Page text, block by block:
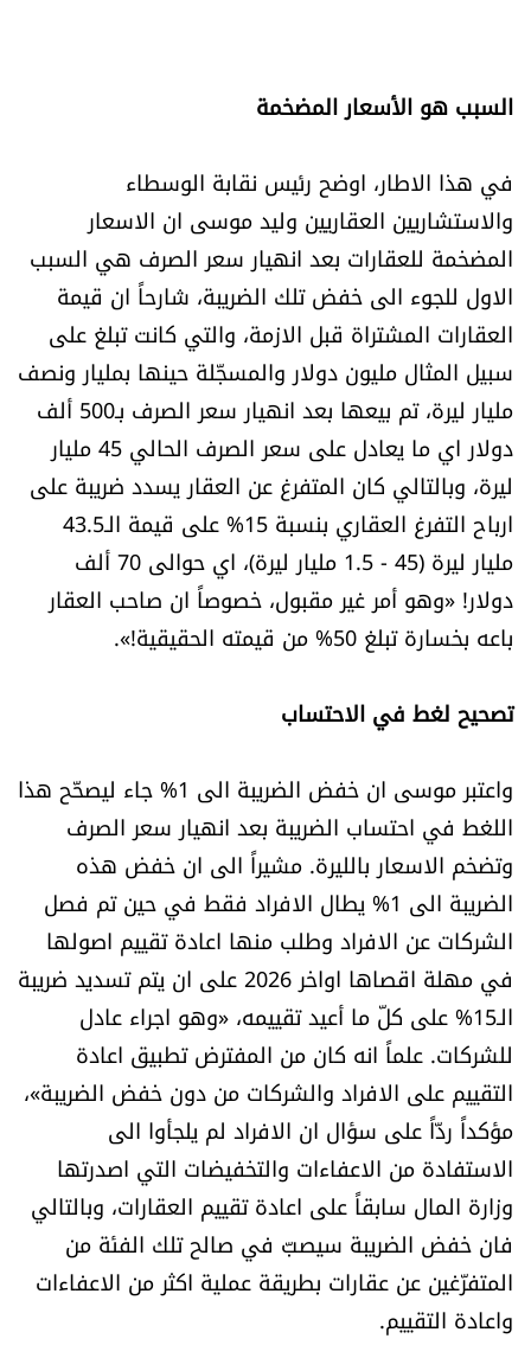
السبب هو الأسعار المضخمة
في هذا الاطار، اوضح رئيس نقابة الوسطاء
والاستشاريين العقاريين وليد موسى ان الاسعار
المضخمة للعقارات بعد انهيار سعر الصرف هي السبب
الاول للجوء الى خفض تلك الضريبة، شارحاً ان قيمة
العقارات المشتراة قبل الازمة، والتي كانت تبلغ على
سبيل المثال مليون دولار والمسجّلة حينها بمليار ونصف
مليار ليرة، تم بيعها بعد انهيار سعر الصرف بـ500 ألف
دولار اي ما يعادل على سعر الصرف الحالي 45 مليار
ليرة، وبالتالي كان المتفرغ عن العقار يسدد ضريبة على
ارباح التفرغ العقاري بنسبة 15% على قيمة الـ43.5
مليار ليرة (45 - 1.5 مليار ليرة)، اي حوالى 70 ألف
دولار! «وهو أمر غير مقبول، خصوصاً ان صاحب العقار
باعه بخسارة تبلغ 50% من قيمته الحقيقية!».
تصحيح لغط في الاحتساب
واعتبر موسى ان خفض الضريبة الى 1% جاء ليصحّح هذا
اللغط في احتساب الضريبة بعد انهيار سعر الصرف
وتضخم الاسعار بالليرة. مشيراً الى ان خفض هذه
الضريبة الى 1% يطال الافراد فقط في حين تم فصل
الشركات عن الافراد وطلب منها اعادة تقييم اصولها
في مهلة اقصاها اواخر 2026 على ان يتم تسديد ضريبة
الـ15% على كلّ ما أعيد تقييمه، «وهو اجراء عادل
للشركات. علماً انه كان من المفترض تطبيق اعادة
التقييم على الافراد والشركات من دون خفض الضريبة»،
مؤكداً ردّاً على سؤال ان الافراد لم يلجأوا الى
الاستفادة من الاعفاءات والتخفيضات التي اصدرتها
وزارة المال سابقاً على اعادة تقييم العقارات، وبالتالي
فان خفض الضريبة سيصبّ في صالح تلك الفئة من
المتفرّغين عن عقارات بطريقة عملية اكثر من الاعفاءات
واعادة التقييم.